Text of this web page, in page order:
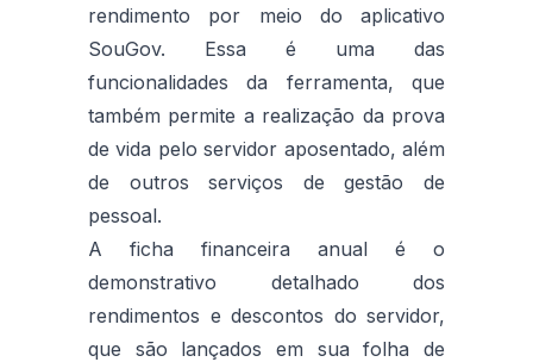
rendimento por meio do aplicativo
SouGov. Essa é uma das
funcionalidades da ferramenta, que
também permite a realização da prova
de vida pelo servidor aposentado, além
de outros serviços de gestão de
pessoal.
A ficha financeira anual é o
demonstrativo detalhado dos
rendimentos e descontos do servidor,
que são lançados em sua folha de